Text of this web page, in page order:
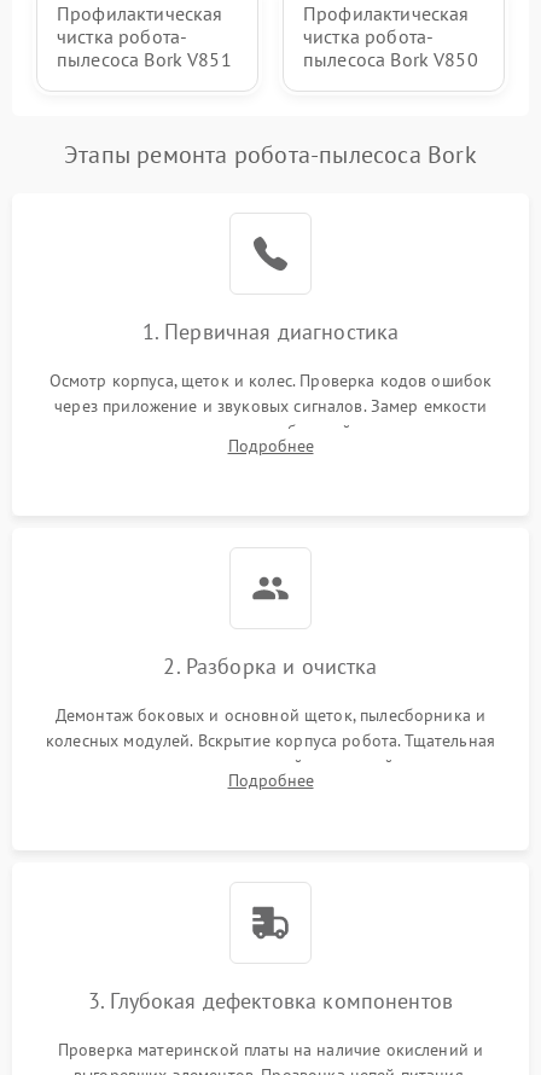
Профилактическая
чистка робота-
пылесоса Bork V851
Профилактическая
чистка робота-
пылесоса Bork V850
Этапы ремонта робота-пылесоса Bork
1. Первичная диагностика
Осмотр корпуса, щеток и колес. Проверка кодов ошибок
через приложение и звуковых сигналов. Замер емкости
аккумулятора и тестирование базовой станции зарядки.
Оценка работы лидара, бампера и датчиков падения для
Подробнее
2. Разборка и очистка
Демонтаж боковых и основной щеток, пылесборника и
колесных модулей. Вскрытие корпуса робота. Тщательная
очистка внутренних полостей, шестерней и плат от
скопившейся пыли, волос и шерсти животных с
Подробнее
3. Глубокая дефектовка компонентов
Проверка материнской платы на наличие окислений и